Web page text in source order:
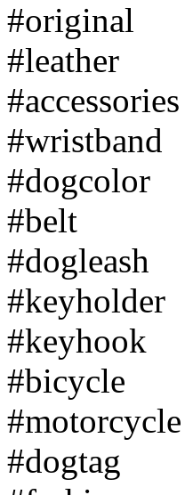
#original
#leather
#accessories
#wristband
#dogcolor
#belt
#dogleash
#keyholder
#keyhook
#bicycle
#motorcycle
#dogtag